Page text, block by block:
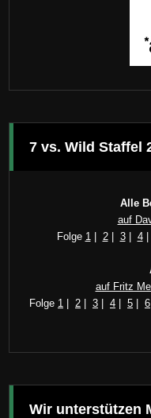
7 vs. Wild Staffel
Alle
auf
Folge 1 | 2| 3| 4|
auf Fritz
Folge 1 | 2 | 3 | 4 | 5 | 6
Wir unterstützen